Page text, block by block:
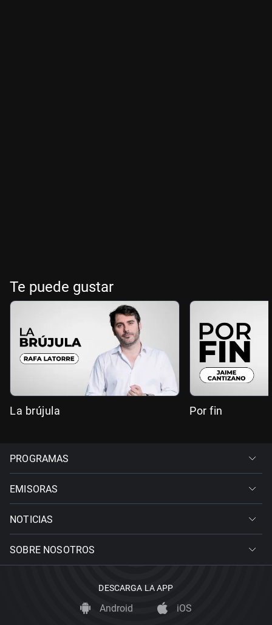
Te puede gustar
La brújula Por fin
PROGRAMAS
EMISORAS
NOTICIAS
SOBRE NOSOTROS
DESCARGA LA APP
Android iOS